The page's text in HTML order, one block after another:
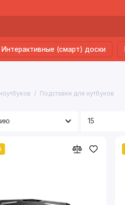
Интерактивные (смарт) доски
Подставки для нутбуков